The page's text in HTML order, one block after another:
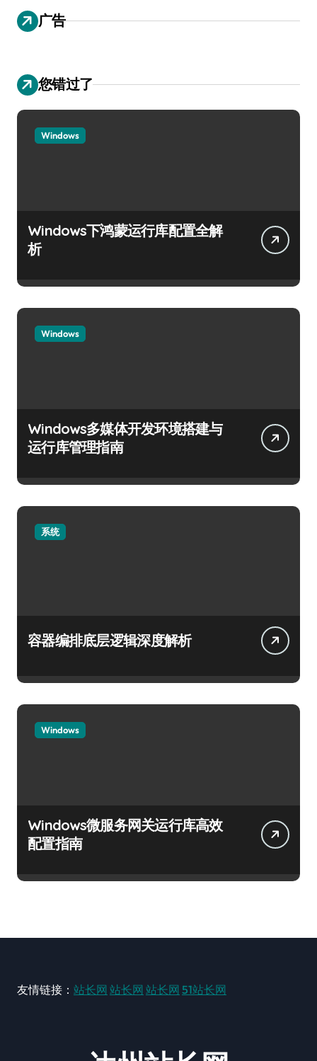
广告
您错过了
Windows
Windows下鸿蒙运行库配置全解
析
Windows
Windows多媒体开发环境搭建与
运行库管理指南
系统
容器编排底层逻辑深度解析
Windows
Windows微服务网关运行库高效
配置指南
友情链接： 站长网 站长网 站长网 51站长网